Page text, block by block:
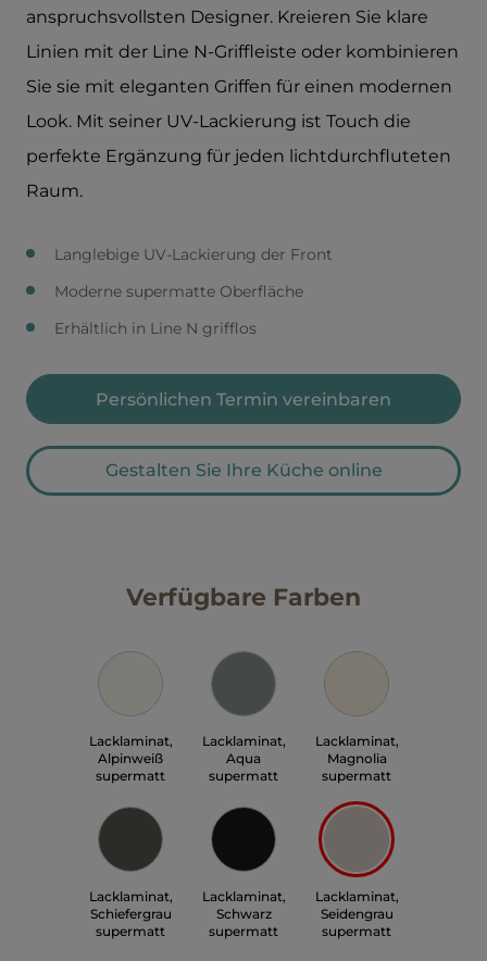
anspruchsvollsten Designer. Kreieren Sie klare
Linien mit der Line N-Griffleiste oder kombinieren
Sie sie mit eleganten Griffen für einen modernen
Look. Mit seiner UV-Lackierung ist Touch die
perfekte Ergänzung für jeden lichtdurchfluteten
Raum.
Langlebige UV-Lackierung der Front
Moderne supermatte Oberfläche
Erhältlich in Line N grifflos
Persönlichen Termin vereinbaren
Gestalten Sie Ihre Küche online
Verfügbare Farben
Lacklaminat,
Alpinweiß
supermatt
Lacklaminat,
Aqua
supermatt
Lacklaminat,
Magnolia
supermatt
Lacklaminat,
Schiefergrau
supermatt
Lacklaminat,
Schwarz
supermatt
Lacklaminat,
Seidengrau
supermatt